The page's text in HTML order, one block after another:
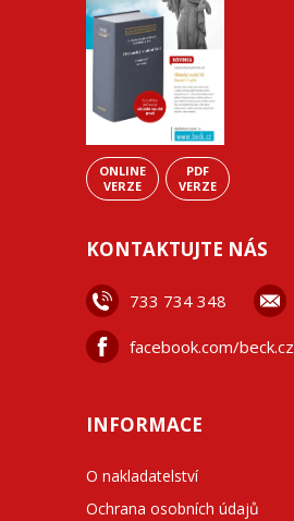
ONLINE
VERZE
PDF
VERZE
KONTAKTUJTE NÁS
733 734 348
facebook.com/beck.cz
INFORMACE
O nakladatelství
Ochrana osobních údajů